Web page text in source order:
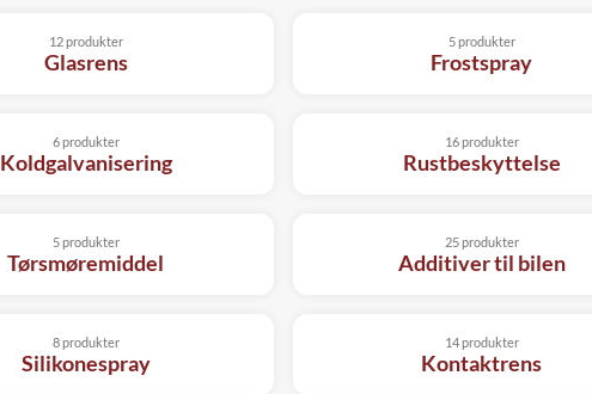
Glasrens
12 produkter
Frostspray
5 produkter
Koldgalvanisering
6 produkter
Rustbeskyttelse
16 produkter
Tørsmøremiddel
5 produkter
Additiver til bilen
25 produkter
Silikonespray
8 produkter
Kontaktrens
14 produkter